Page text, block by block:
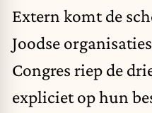
Extern komt de
Joodse
Congres riep de
expliciet op hun